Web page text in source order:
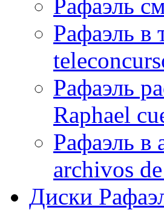
Рафаэль
Рафаэль в
Рафаэль
Raphael
Рафаэль в
archivos
Диски